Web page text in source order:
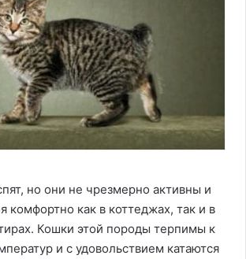
но они не чрезмерно активны и
комфортно как в коттеджах, так и в
Кошки этой породы терпимы к
и с удовольствием катаются